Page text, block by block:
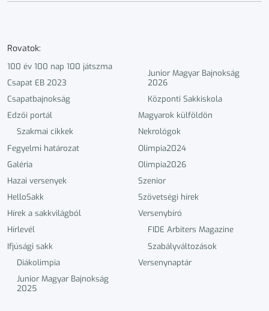
Rovatok:
100 év 100 nap 100 játszma
Csapat EB 2023
Csapatbajnokság
Edzői portál
Szakmai cikkek
Fegyelmi határozat
Galéria
Hazai versenyek
HelloSakk
Hírek a sakkvilágból
Hírlevél
Ifjúsági sakk
Diákolimpia
Junior Magyar Bajnokság
2025
Junior Magyar Bajnokság
2026
Központi Sakkiskola
Magyarok külföldön
Nekrológok
Olimpia2024
Olimpia2026
Szenior
Szövetségi hírek
Versenybíró
FIDE Arbiters Magazine
Szabályváltozások
Versenynaptár